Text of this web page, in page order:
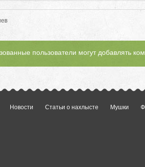
пользователи могут добавлять
Новости Статьи о нахлысте Мушки